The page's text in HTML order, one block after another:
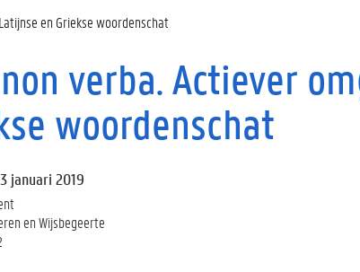
en Griekse woordenschat
non verba. Actiever
woordenschat
januari 2019
en Wijsbegeerte